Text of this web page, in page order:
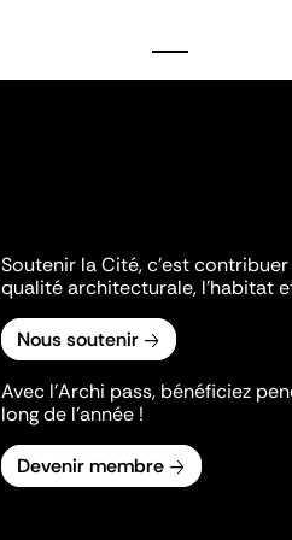
Soutenir la Cité, c'est
qualité architecturale, l'habitat
Nous soutenir
Avec l’Archi pass, bénéficiez
long de l’année !
Devenir membre